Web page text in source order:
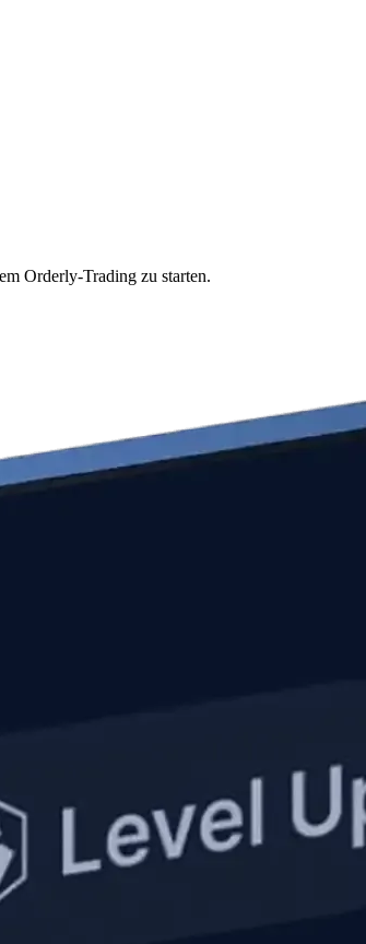
Orderly-Trading zu starten.